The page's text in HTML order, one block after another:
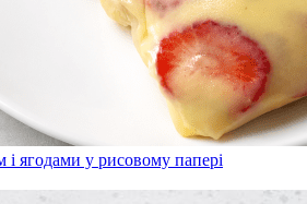
ягодами у рисовому папері